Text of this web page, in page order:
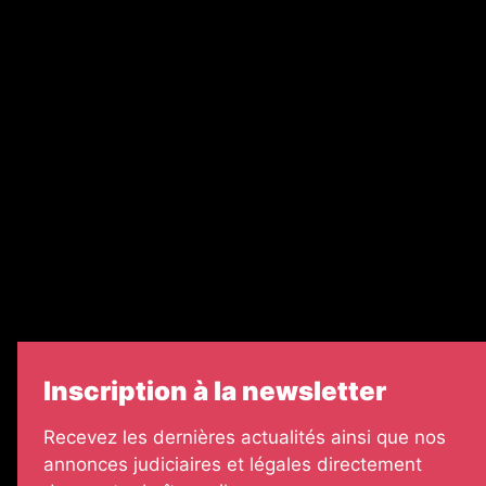
Inscription à la newsletter
Recevez les dernières actualités ainsi que nos
annonces judiciaires et légales directement